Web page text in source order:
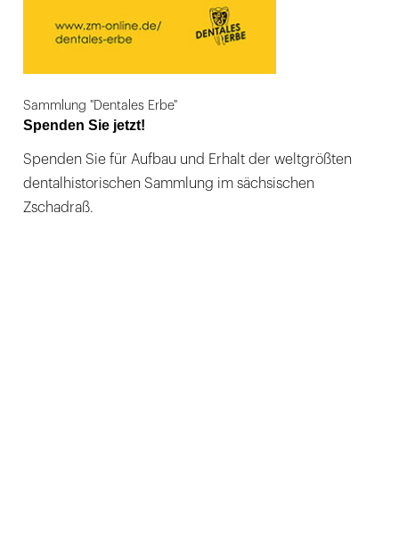
Sammlung "Dentales Erbe"
Spenden Sie jetzt!
Spenden Sie für Aufbau und Erhalt der weltgrößten
dentalhistorischen Sammlung im sächsischen
Zschadraß.